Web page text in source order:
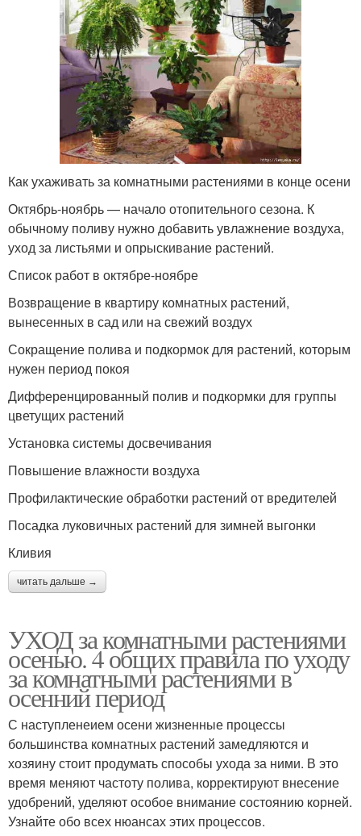
Как ухаживать за комнатными растениями в конце осени
Октябрь-ноябрь — начало отопительного сезона. К
обычному поливу нужно добавить увлажнение воздуха,
уход за листьями и опрыскивание растений.
Список работ в октябре-ноябре
Возвращение в квартиру комнатных растений,
вынесенных в сад или на свежий воздух
Сокращение полива и подкормок для растений, которым
нужен период покоя
Дифференцированный полив и подкормки для группы
цветущих растений
Установка системы досвечивания
Повышение влажности воздуха
Профилактические обработки растений от вредителей
Посадка луковичных растений для зимней выгонки
Кливия
читать дальше →
УХОД за комнатными растениями
осенью. 4 общих правила по уходу
за комнатными растениями в
осенний период
С наступленеием осени жизненные процессы
большинства комнатных растений замедляются и
хозяину стоит продумать способы ухода за ними. В это
время меняют частоту полива, корректируют внесение
удобрений, уделяют особое внимание состоянию корней.
Узнайте обо всех нюансах этих процессов.